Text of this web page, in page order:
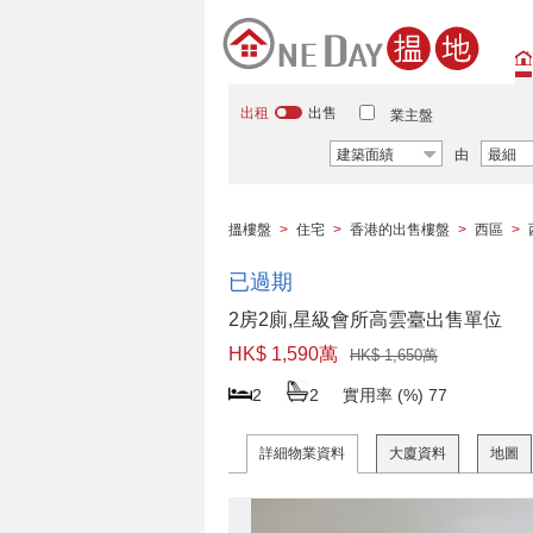
出租 出售 業主盤
建築面績 由 最細
搵樓盤 > 住宅 > 香港的出售樓盤 > 西區 >
已過期
2房2廁,星級會所高雲臺出售單位
HK$ 1,590萬
HK$ 1,650萬
2 2 實用率 (%) 77
詳細物業資料 大廈資料 地圖